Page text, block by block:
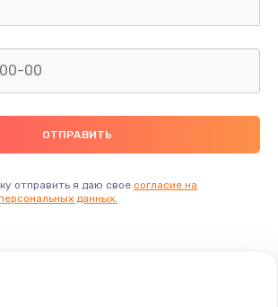
2000 руб.
пищалок(твитеров)
900 руб.
Заказать
отправить я даю свое согласие на
данных.